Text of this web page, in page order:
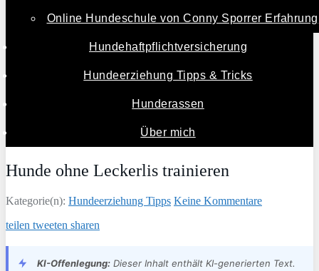
Online Hundeschule von Conny Sporrer Erfahrung
Hundehaftpflichtversicherung
Hundeerziehung Tipps & Tricks
Hunderassen
Über mich
Hunde ohne Leckerlis trainieren
Kategorie(n): Hundeerziehung Tipps Keine Kommentare
teilen tweeten sharen
KI-Offenlegung: Dieser Inhalt enthält KI-generierten Text.